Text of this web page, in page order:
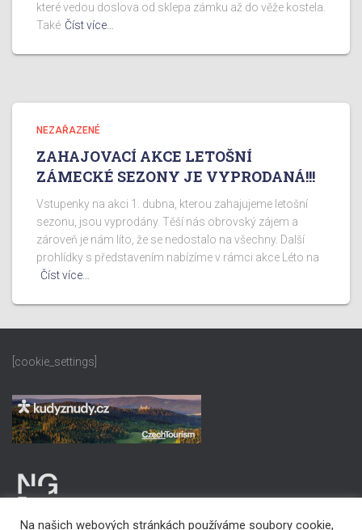
které vedou doslova od sklepa zámku až do věže kostela.
Také Číst více…
NEZAŘAZENÉ
ZAHAJOVACÍ AKCE LETOŠNÍ
ZÁMECKÉ SEZONY JE VYPRODANÁ!!!
Vstupenky na akci 1. dubna, kterou zahajujeme letošní
sezonu, jsou vyprodány. Těší nás obrovský zájem a
zároveň je nám líto, že se nedostalo na všechny. Další
prohlídky s představením nabízíme v rámci akce Léto na
Číst více…
[cookie_settings]
Na našich webových stránkách používáme soubory cookie,